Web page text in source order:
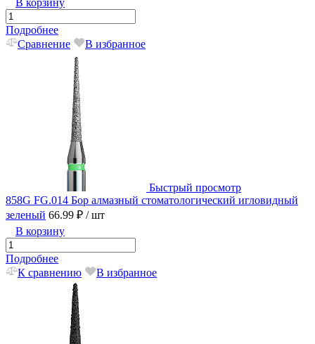
В корзину
Подробнее
Сравнение
В избранное
Быстрый просмотр
858G FG.014 Бор алмазный стоматологический игловидный
зеленый 66.99 ₽ / шт
В корзину
Подробнее
К сравнению
В избранное